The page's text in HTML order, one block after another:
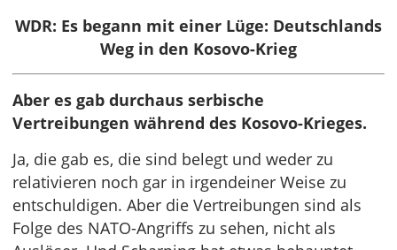
WDR: Es begann mit einer Lüge: Deutschlands
Weg in den Kosovo-Krieg
Aber es gab durchaus serbische
Vertreibungen während des Kosovo-Krieges.
Ja, die gab es, die sind belegt und weder zu
relativieren noch gar in irgendeiner Weise zu
entschuldigen. Aber die Vertreibungen sind als
Folge des NATO-Angriffs zu sehen, nicht als